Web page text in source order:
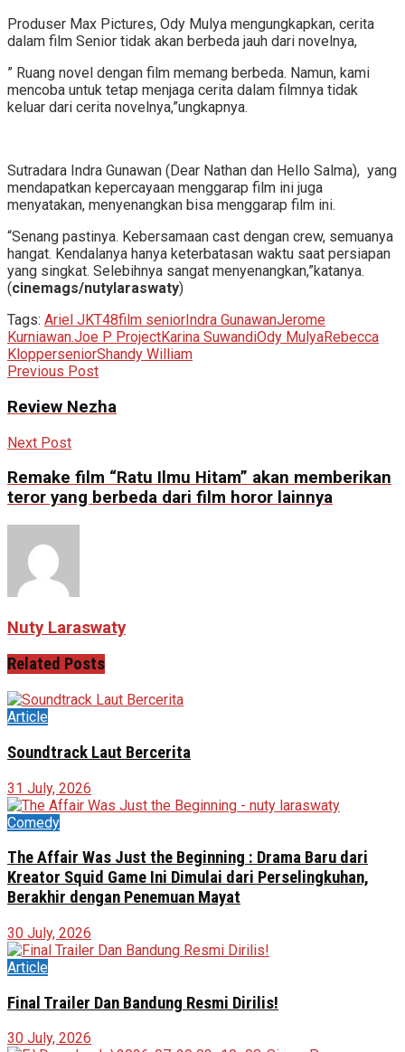
Produser Max Pictures, Ody Mulya mengungkapkan, cerita
dalam film Senior tidak akan berbeda jauh dari novelnya,
” Ruang novel dengan film memang berbeda. Namun, kami
mencoba untuk tetap menjaga cerita dalam filmnya tidak
keluar dari cerita novelnya,”ungkapnya.
Sutradara Indra Gunawan (Dear Nathan dan Hello Salma), yang
mendapatkan kepercayaan menggarap film ini juga
menyatakan, menyenangkan bisa menggarap film ini.
“Senang pastinya. Kebersamaan cast dengan crew, semuanya
hangat. Kendalanya hanya keterbatasan waktu saat persiapan
yang singkat. Selebihnya sangat menyenangkan,”katanya.
(cinemags/nutylaraswaty)
Tags: Ariel JKT48film seniorIndra GunawanJerome
Kurniawan.Joe P ProjectKarina SuwandiOdy MulyaRebecca
KlopperseniorShandy William
Previous Post
Review Nezha
Next Post
Remake film “Ratu Ilmu Hitam” akan memberikan
teror yang berbeda dari film horor lainnya
Nuty Laraswaty
Related Posts
Article
Soundtrack Laut Bercerita
31 July, 2026
Comedy
The Affair Was Just the Beginning : Drama Baru dari
Kreator Squid Game Ini Dimulai dari Perselingkuhan,
Berakhir dengan Penemuan Mayat
30 July, 2026
Article
Final Trailer Dan Bandung Resmi Dirilis!
30 July, 2026